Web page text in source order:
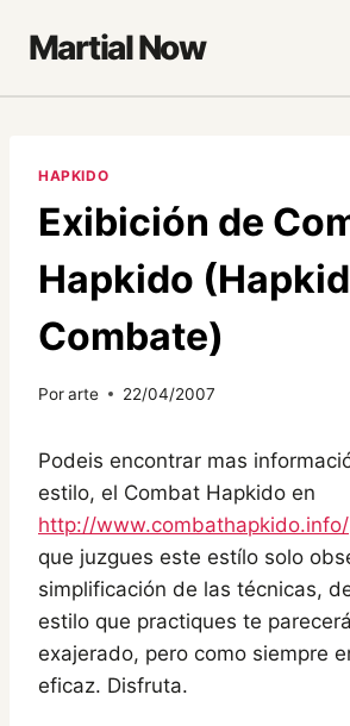
Martial Now
HAPKIDO
Exibición de
Hapkido
Combate)
Porarte 22/04/2007
Podeis encontrar mas
estilo, el Combat Hapkido en
http://www.combathapkido.info/
que juzgues este estílo solo
simplificación de las técnicas,
estilo que practiques te
exajerado, pero como siempre
eficaz. Disfruta.